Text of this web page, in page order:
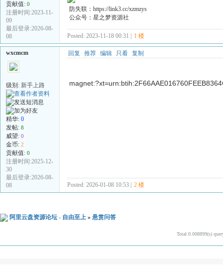
贡献值: 0
注册时间:2023-11-
09
最后登录:2026-08-
08
防失联：https://link3.cc/xzmzys
公众号：星之梦资源社
Posted: 2023-11-18 00:31 | 1 楼
wxcmcm
级别: 新手上路
精华: 0
发帖: 8
威望: 0
金币: 2
贡献值: 0
注册时间:2025-12-
30
最后登录:2026-08-
08
回复 推荐 编辑 只看 复制
Posted: 2026-01-08 10:53 | 2 楼
阿里云盘资源论坛 - 自由至上 » 悬赏问答
Total 0.008899(s)